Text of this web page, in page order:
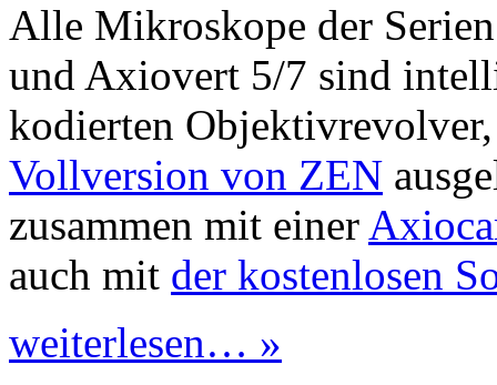
Alle Mikroskope der
und Axiovert 5/7 sind
kodierten
Vollversion von ZEN
zusammen mit einer
auch mit der kostenlosen
weiterlesen… »